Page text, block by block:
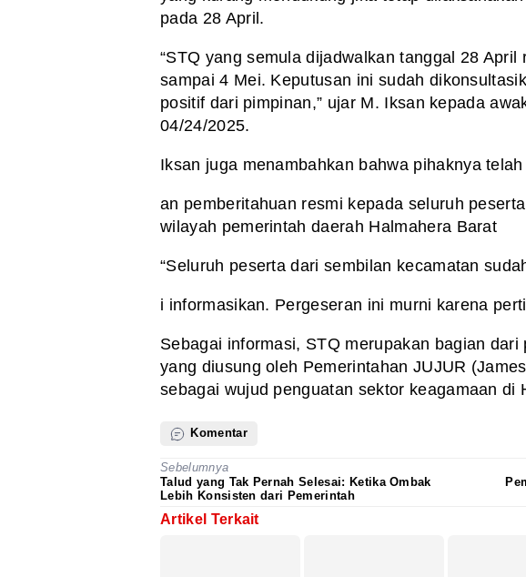
pada 28 April.
“STQ yang semula dijadwalkan tanggal 28
sampai 4 Mei. Keputusan ini sudah
positif dari pimpinan,” ujar M. Iksan kepada
04/24/2025.
Iksan juga menambahkan bahwa pihaknya
an pemberitahuan resmi kepada seluruh
wilayah pemerintah daerah Halmahera Barat
“Seluruh peserta dari sembilan kecamatan
i informasikan. Pergeseran ini murni karena
Sebagai informasi, STQ merupakan bagian dari
yang diusung oleh Pemerintahan JUJUR
sebagai wujud penguatan sektor keagamaan di
Komentar
Sebelumnya
Talud yang Tak Pernah Selesai: Ketika Ombak
Lebih Konsisten dari Pemerintah
Artikel Terkait